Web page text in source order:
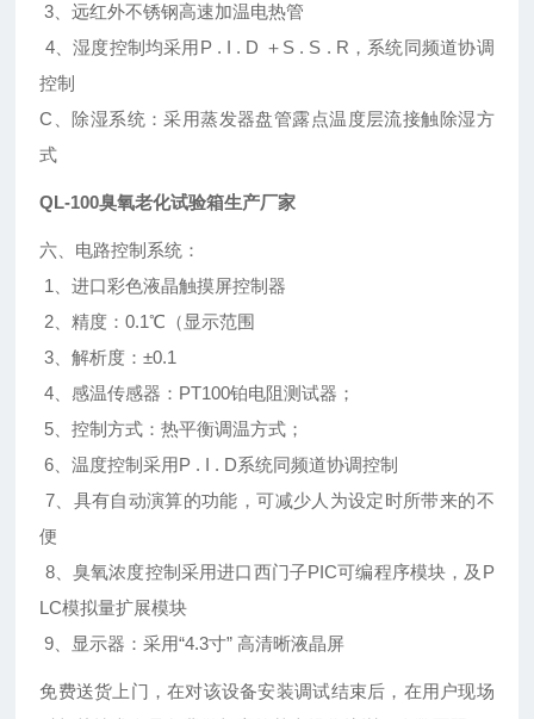
3、远红外不锈钢高速加温电热管
4、湿度控制均采用P . I . D ＋S . S . R，系统同频道协调
控制
C、除湿系统：采用蒸发器盘管露点温度层流接触除湿方
式
QL-100臭氧老化试验箱生产厂家
六、电路控制系统：
1、进口彩色液晶触摸屏控制器
2、精度：0.1℃（显示范围
3、解析度：±0.1
4、感温传感器：PT100铂电阻测试器；
5、控制方式：热平衡调温方式；
6、温度控制采用P . I . D系统同频道协调控制
7、具有自动演算的功能，可减少人为设定时所带来的不
便
8、臭氧浓度控制采用进口西门子PIC可编程序模块，及P
LC模拟量扩展模块
9、显示器：采用“4.3寸” 高清晰液晶屏
免费送货上门，在对该设备安装调试结束后，在用户现场